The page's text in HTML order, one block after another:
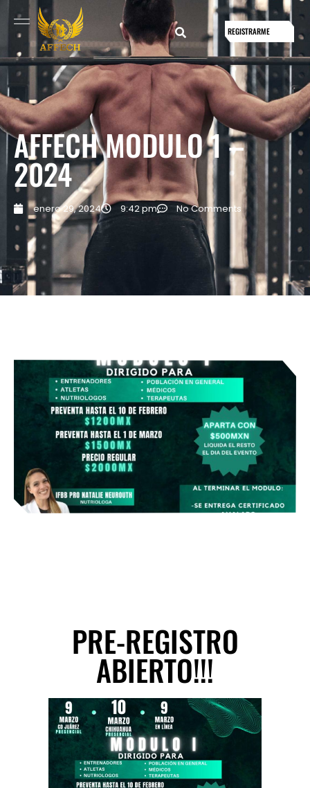
REGISTRARME
AFFECH MODULO 1 –
2024
enero 29, 2024 9:42 pm No Comments
PRE-REGISTRO
ABIERTO!!!